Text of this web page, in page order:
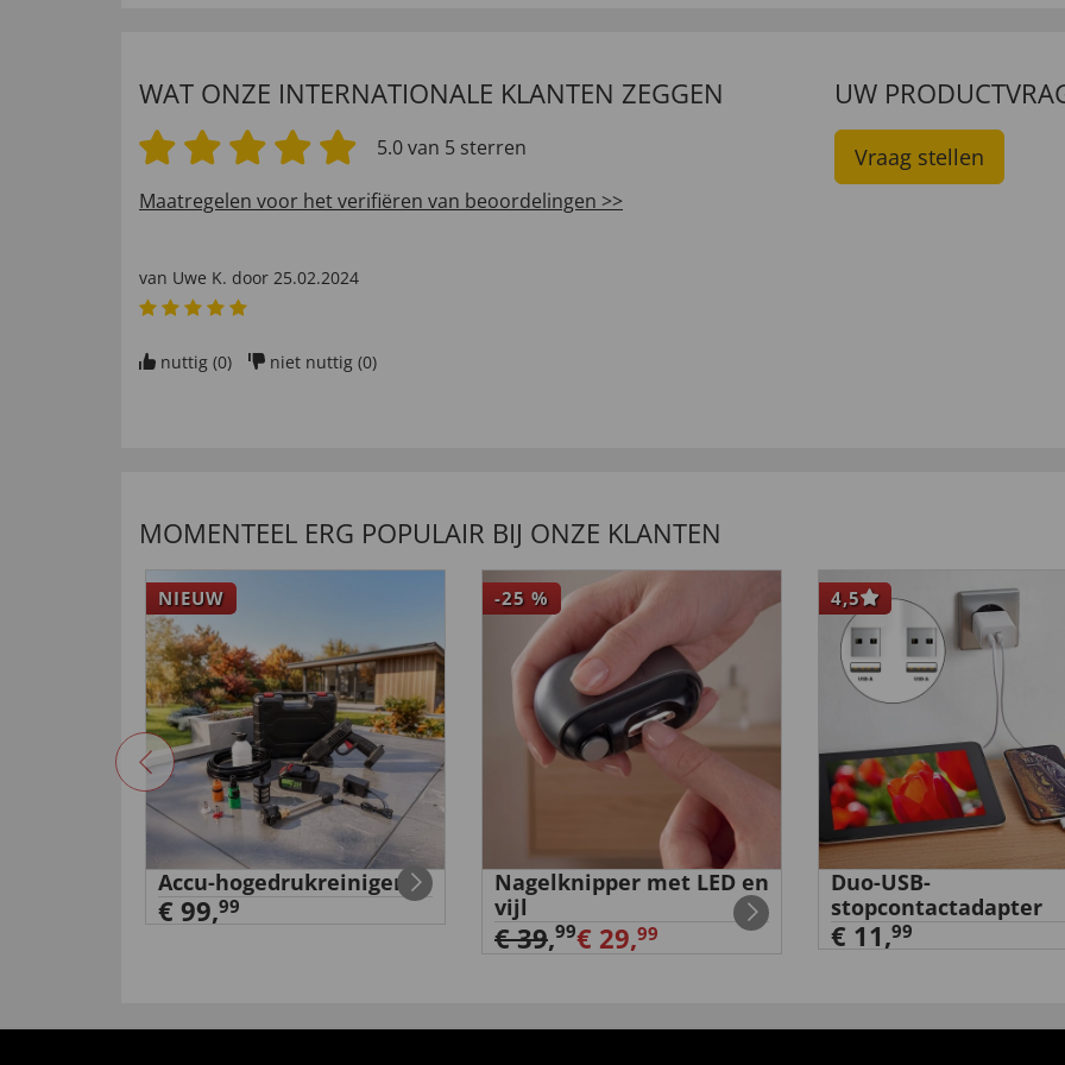
WAT ONZE INTERNATIONALE KLANTEN ZEGGEN
5.0 van 5 sterren
Maatregelen voor het verifiëren van beoordelingen >>
van Uwe K. door 25.02.2024
nuttig (0) niet nuttig (0)
UW
Vraag stellen
MOMENTEEL ERG POPULAIR BIJ ONZE KLANTEN
NIEUW
Accu-hogedrukreiniger
€ 99,99
-25 %
Nagelknipper met LED en
vijl
€ 39,99€ 29,99
4,5
Duo-USB-
stopcontactadapter
€ 11,99